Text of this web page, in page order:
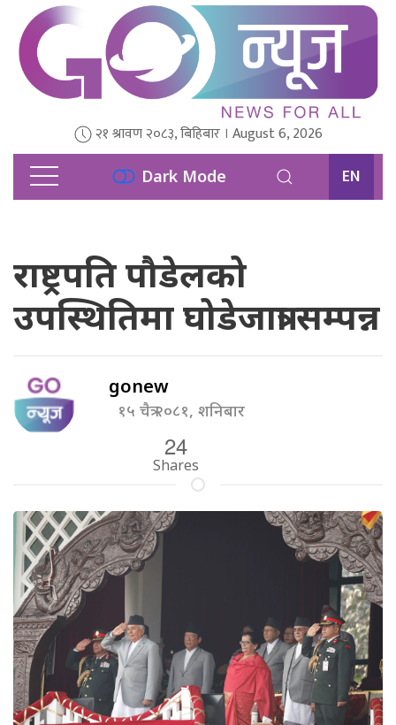
२१ श्रावण २०८३, बिहिबार । August 6, 2026
Dark Mode EN
राष्ट्रपति पौडेलको
उपस्थितिमा घोडेजात्रा सम्पन्न
gonew
१५ चैत्र २०८१, शनिबार
24
Shares